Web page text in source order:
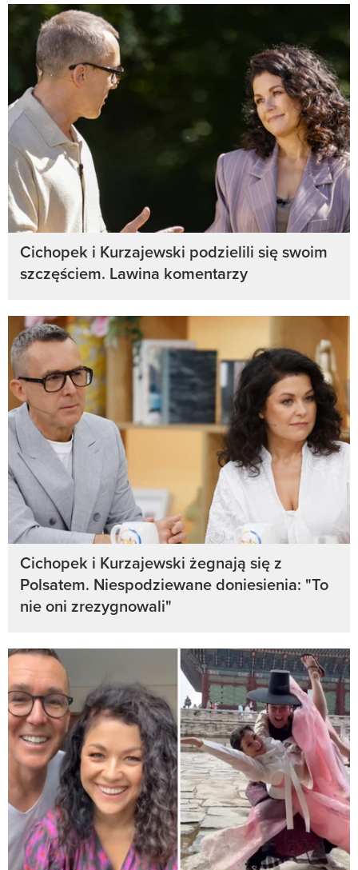
Cichopek i Kurzajewski podzielili się swoim
szczęściem. Lawina komentarzy
Cichopek i Kurzajewski żegnają się z
Polsatem. Niespodziewane doniesienia: "To
nie oni zrezygnowali"